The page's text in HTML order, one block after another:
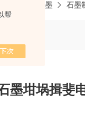
帮
日本揖斐电石墨 石墨
墨坩埚揖斐